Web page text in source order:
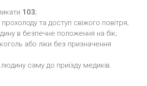
103;
та доступ свіжого повітря;
в безпечне положення на бік;
або ліки без призначення
саму до приїзду медиків.